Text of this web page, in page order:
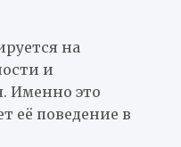
на
и
Именно это
её поведение в